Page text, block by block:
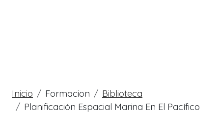
Sobrescribir
Inicio Formacion
Biblioteca
Planificación Espacial Marina En El Pacífico